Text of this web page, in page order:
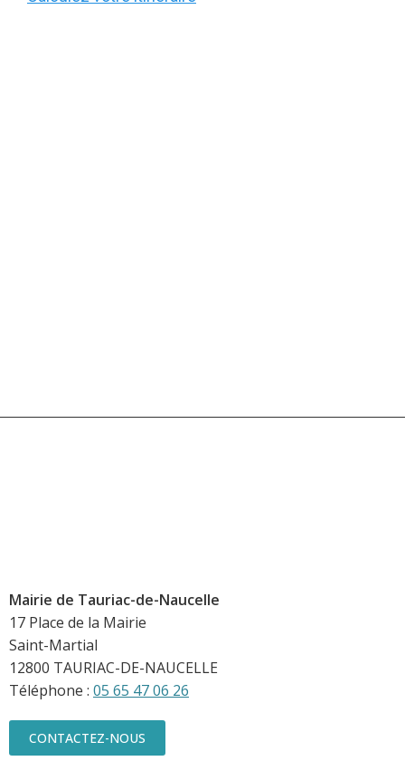
Mairie de Tauriac-de-Naucelle
17 Place de la Mairie
Saint-Martial
12800 TAURIAC-DE-NAUCELLE
Téléphone : 05 65 47 06 26
CONTACTEZ-NOUS